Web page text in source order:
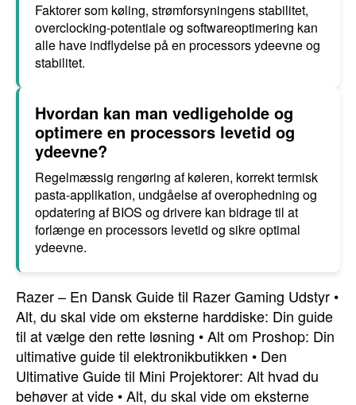
Faktorer som køling, strømforsyningens stabilitet,
overclocking-potentiale og softwareoptimering kan
alle have indflydelse på en processors ydeevne og
stabilitet.
Hvordan kan man vedligeholde og
optimere en processors levetid og
ydeevne?
Regelmæssig rengøring af køleren, korrekt termisk
pasta-applikation, undgåelse af overophedning og
opdatering af BIOS og drivere kan bidrage til at
forlænge en processors levetid og sikre optimal
ydeevne.
Razer – En Dansk Guide til Razer Gaming Udstyr •
Alt, du skal vide om eksterne harddiske: Din guide
til at vælge den rette løsning •Alt om Proshop: Din
ultimative guide til elektronikbutikken • Den
Ultimative Guide til Mini Projektorer: Alt hvad du
behøver at vide •Alt, du skal vide om eksterne